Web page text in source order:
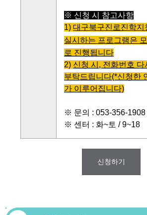
※ 신청 시 참고사항
1)대구북구진로진학지
실시하는 프로그램은
로 진행됩니다
2) 신청 시, 전화번호 다
부탁드립니다(*신청한
가 이루어집니다)
※ 문의 : 053-356-1908
※ 센터 : 화~토 / 9~18
신청하기